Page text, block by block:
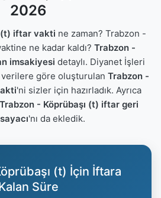
2026
(t) iftar vakti ne zaman? Trabzon -
ne kadar kaldı? Trabzon -
imsakiyesi detaylı. Diyanet İşleri
verilere göre oluşturulan Trabzon -
'ni sizler için hazırladık. Ayrıca
Trabzon - Köprübaşı (t) iftar geri
'nı da ekledik.
(t) İçin İftara
Süre